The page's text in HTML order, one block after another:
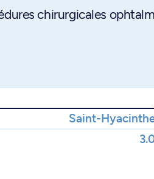
chirurgicales
Saint-